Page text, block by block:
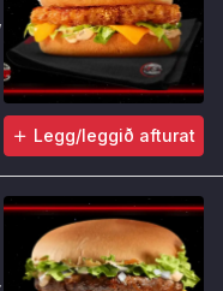
Legg/leggið afturat